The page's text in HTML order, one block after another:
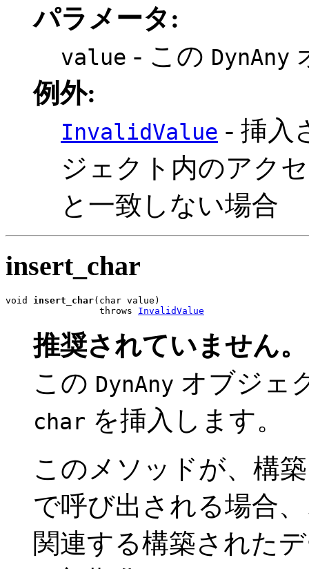
パラメータ:
value - この DynAny
例外:
InvalidValue - 挿入
ジェクト内のアク
と一致しない場合
insert_char
void insert_char(char value)
                 throws
InvalidValue
推奨されていません。
この DynAny オブジェ
char を挿入します。
このメソッドが、構
で呼び出される場合
関連する構築された